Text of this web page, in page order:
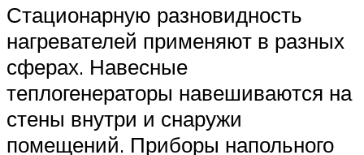
Стационарную разновидность
нагревателей применяют в разных
сферах. Навесные
теплогенераторы навешиваются на
стены внутри и снаружи
помещений. Приборы напольного